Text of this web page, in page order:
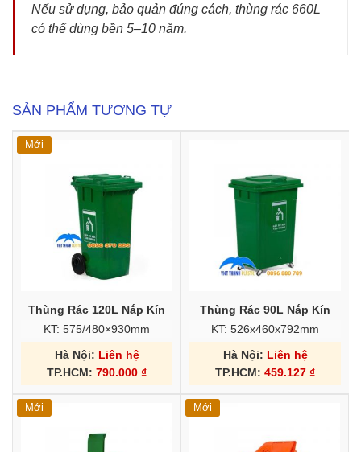
Nếu sử dụng, bảo quản đúng cách, thùng rác 660L
có thể dùng bền 5–10 năm.
SẢN PHẨM TƯƠNG TỰ
Mới
Thùng Rác 120L Nắp Kín
KT: 575/480×930mm
Hà Nội: Liên hệ
TP.HCM: 790.000 ₫
Thùng Rác 90L Nắp Kín
KT: 526x460x792mm
Hà Nội: Liên hệ
TP.HCM: 459.127 ₫
Mới Mới